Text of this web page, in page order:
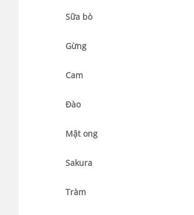
Sữa bò
Gừng
Cam
Đào
Mật ong
Sakura
Tràm